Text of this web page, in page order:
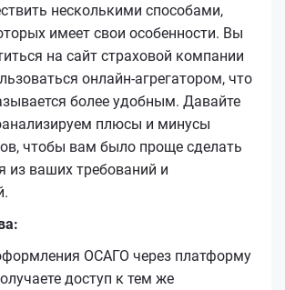
несколькими способами,
имеет свои особенности. Вы
на сайт страховой компании
онлайн-агрегатором, что
более удобным. Давайте
плюсы и минусы
чтобы вам было проще сделать
из ваших требований и
ОСАГО через платформу
доступ к тем же